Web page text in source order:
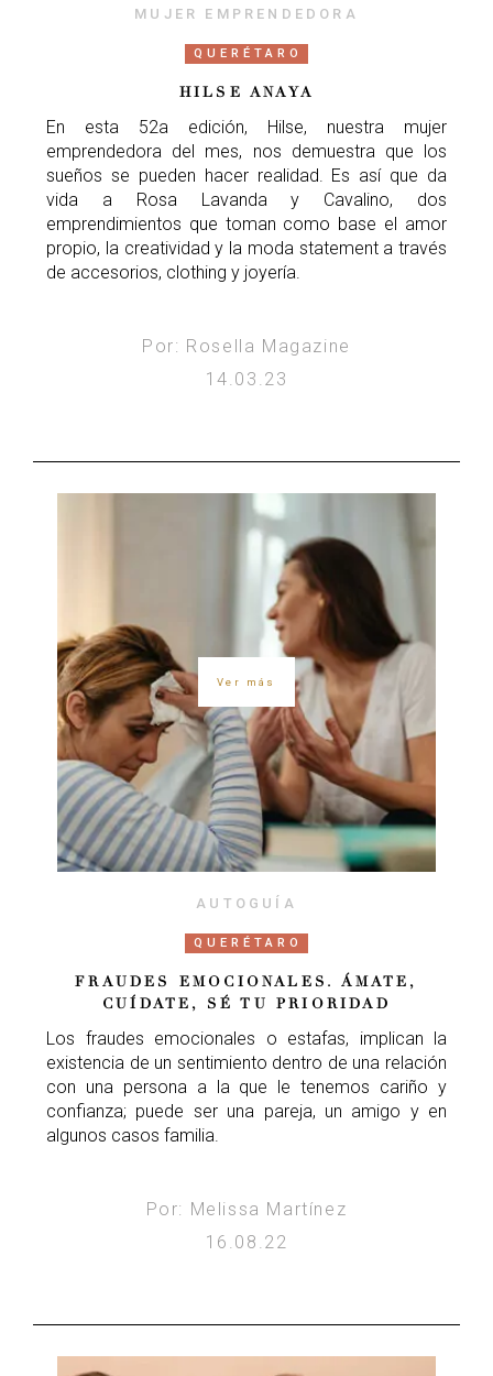
MUJER EMPRENDEDORA
QUERÉTARO
HILSE ANAYA
En esta 52a edición, Hilse, nuestra mujer
emprendedora del mes, nos demuestra que los
sueños se pueden hacer realidad. Es así que da
vida a Rosa Lavanda y Cavalino, dos
emprendimientos que toman como base el amor
propio, la creatividad y la moda statement a través
de accesorios, clothing y joyería.
Por: Rosella Magazine
14.03.23
Ver más
AUTOGUÍA
QUERÉTARO
FRAUDES EMOCIONALES. ÁMATE,
CUÍDATE, SÉ TU PRIORIDAD
Los fraudes emocionales o estafas, implican la
existencia de un sentimiento dentro de una relación
con una persona a la que le tenemos cariño y
confianza; puede ser una pareja, un amigo y en
algunos casos familia.
Por: Melissa Martínez
16.08.22